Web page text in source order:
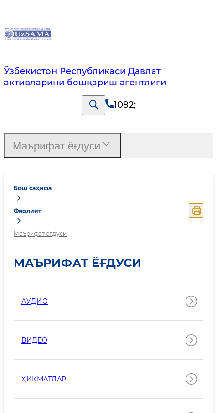
Ўзбекистон Республикаси Давлат
активларини бошқариш агентлиги
1082;
Бош саҳифа
Фаолият
Маърифат ёғдуси
МАЪРИФАТ ЁҒДУСИ
АУДИО
ВИДЕО
ҲИКМАТЛАР
Маърифат ёғдуси